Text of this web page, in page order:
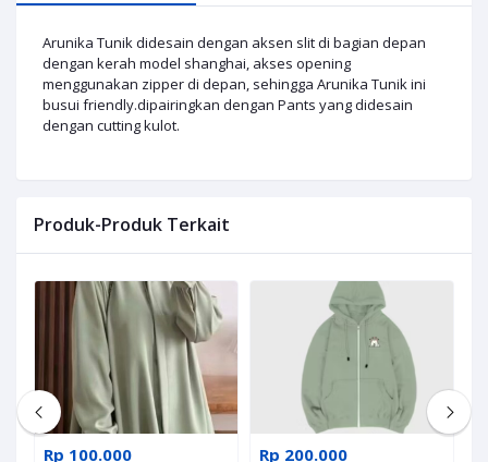
Arunika Tunik didesain dengan aksen slit di bagian depan
dengan kerah model shanghai, akses opening
menggunakan zipper di depan, sehingga Arunika Tunik ini
busui friendly.dipairingkan dengan Pants yang didesain
dengan cutting kulot.
Produk-Produk Terkait
Rp 100.000 Rp 200.000